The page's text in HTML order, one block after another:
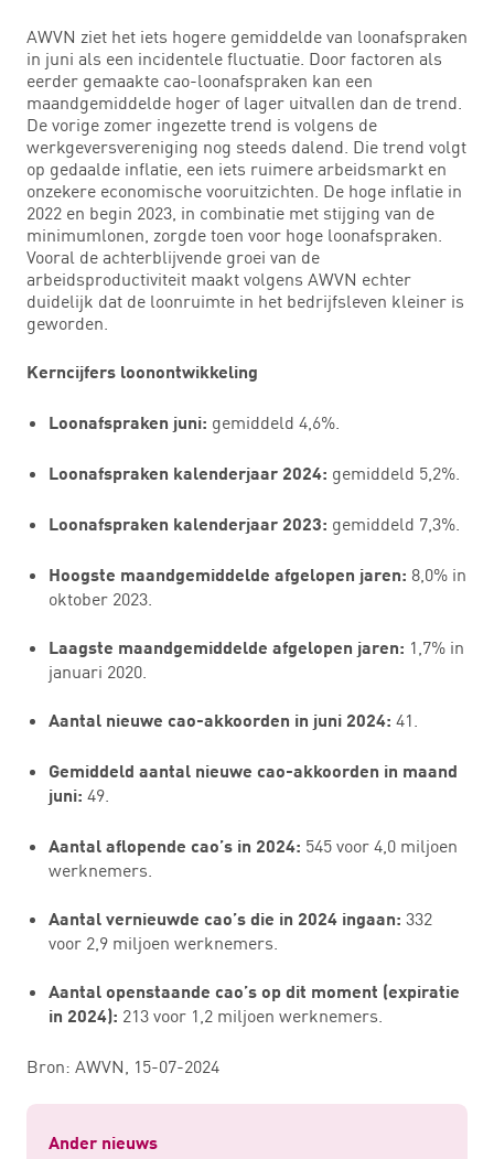
AWVN ziet het iets hogere gemiddelde van loonafspraken
in juni als een incidentele fluctuatie. Door factoren als
eerder gemaakte cao-loonafspraken kan een
maandgemiddelde hoger of lager uitvallen dan de trend.
De vorige zomer ingezette trend is volgens de
werkgeversvereniging nog steeds dalend. Die trend volgt
op gedaalde inflatie, een iets ruimere arbeidsmarkt en
onzekere economische vooruitzichten. De hoge inflatie in
2022 en begin 2023, in combinatie met stijging van de
minimumlonen, zorgde toen voor hoge loonafspraken.
Vooral de achterblijvende groei van de
arbeidsproductiviteit maakt volgens AWVN echter
duidelijk dat de loonruimte in het bedrijfsleven kleiner is
geworden.
Kerncijfers loonontwikkeling
Loonafspraken juni: gemiddeld 4,6%.
Loonafspraken kalenderjaar 2024: gemiddeld 5,2%.
Loonafspraken kalenderjaar 2023: gemiddeld 7,3%.
Hoogste maandgemiddelde afgelopen jaren: 8,0% in
oktober 2023.
Laagste maandgemiddelde afgelopen jaren: 1,7% in
januari 2020.
Aantal nieuwe cao-akkoorden in juni 2024: 41.
Gemiddeld aantal nieuwe cao-akkoorden in maand
juni: 49.
Aantal aflopende cao’s in 2024: 545 voor 4,0 miljoen
werknemers.
Aantal vernieuwde cao’s die in 2024 ingaan: 332
voor 2,9 miljoen werknemers.
Aantal openstaande cao’s op dit moment (expiratie
in 2024): 213 voor 1,2 miljoen werknemers.
Bron: AWVN, 15-07-2024
Ander nieuws